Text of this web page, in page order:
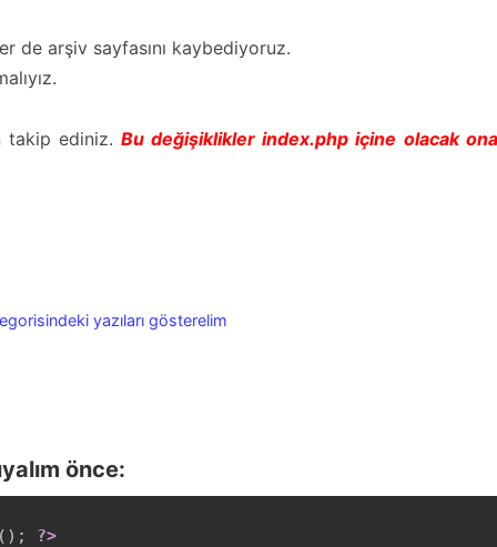
de arşiv sayfasını kaybediyoruz.
takip ediniz. Bu değişiklikler index.php içine olacak ona
yazıları gösterelim
önce:
) ; ?>